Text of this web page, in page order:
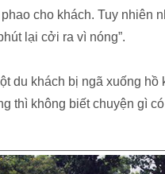
cho khách. Tuy
lại cởi ra vì nóng”.
du khách bị ngã xuống
thì không biết chuyện gì